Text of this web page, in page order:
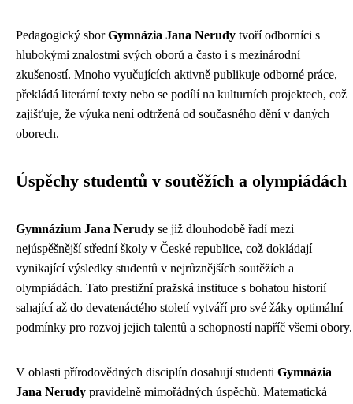
Pedagogický sborGymnázia Jana Nerudy tvoří odborníci s
hlubokými znalostmi svých oborů a často i s mezinárodní
zkušeností. Mnoho vyučujících aktivně publikuje odborné práce,
překládá literární texty nebo se podílí na kulturních projektech, což
zajišťuje, že výuka není odtržená od současného dění v daných
oborech.
Úspěchy studentů v soutěžích a olympiádách
Gymnázium Jana Nerudy se již dlouhodobě řadí mezi
nejúspěšnější střední školy v České republice, což dokládají
vynikající výsledky studentů v nejrůznějších soutěžích a
olympiádách. Tato prestižní pražská instituce s bohatou historií
sahající až do devatenáctého století vytváří pro své žáky optimální
podmínky pro rozvoj jejich talentů a schopností napříč všemi obory.
V oblasti přírodovědných disciplín dosahují studenti Gymnázia
Jana Nerudy pravidelně mimořádných úspěchů. Matematická